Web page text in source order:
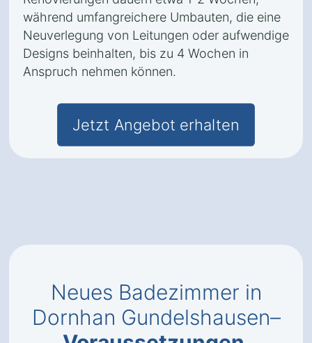
während umfangreichere Umbauten, die eine
Neuverlegung von Leitungen oder aufwendige
Designs beinhalten, bis zu 4 Wochen in
Anspruch nehmen können.
Jetzt Angebot erhalten
Neues Badezimmer in
Dornhan Gundelshausen–